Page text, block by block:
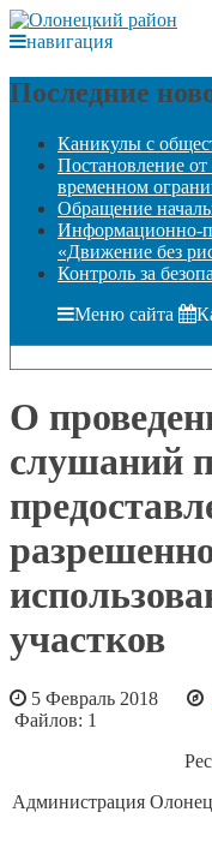
навигация
Последние
Каникулы с
Постановление
временном
Обращение
Информационно-
«Движение без
Контроль за
Меню сайта
О
слушаний
участков
5 Февраль 2018
Файлов: 1
Администрация